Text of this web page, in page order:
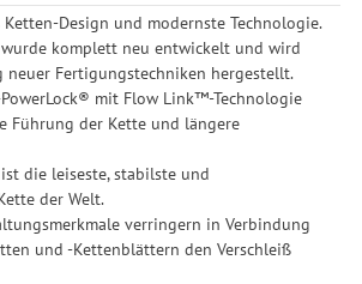
Design und modernste Technologie.
komplett neu entwickelt und wird
neuer Fertigungstechniken hergestellt.
mit Flow Link™-Technologie
Führung der Kette und längere
die leiseste, stabilste und
der Welt.
verringern in Verbindung
und -Kettenblättern den Verschleiß